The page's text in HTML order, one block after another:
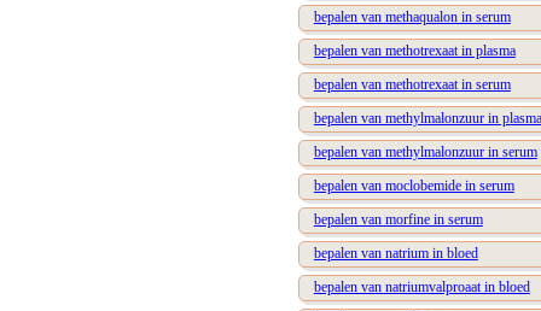
bepalen van methaqualon in serum
bepalen van methotrexaat in plasma
bepalen van methotrexaat in serum
bepalen van methylmalonzuur in plasma
bepalen van methylmalonzuur in serum
bepalen van moclobemide in serum
bepalen van morfine in serum
bepalen van natrium in bloed
bepalen van natriumvalproaat in bloed